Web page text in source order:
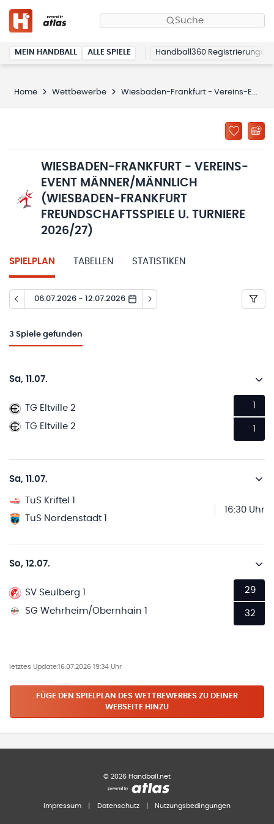
Suche
MEIN HANDBALL ALLE SPIELE Handball360 Registrierung
Home Wettbewerbe Wiesbaden-Frankfurt - Vereins-Event Männer/männlich (Wiesbaden-Frankfurt Freundschaftsspiele u. Turniere 2026/27)
WIESBADEN-FRANKFURT - VEREINS-
EVENT MÄNNER/MÄNNLICH
(WIESBADEN-FRANKFURT
FREUNDSCHAFTSSPIELE U. TURNIERE
2026/27)
SPIELPLAN TABELLEN STATISTIKEN
06.07.2026 - 12.07.2026
3 Spiele gefunden
Sa, 11.07.
TG Eltville 2
TG Eltville 2
1
Sa, 11.07.
TuS Kriftel 1
TuS Nordenstadt 1
16:30 Uhr
So, 12.07.
SV Seulberg 1
SG Wehrheim/Obernhain 1
29
32
letztes Update:16.07.2026 19:34 Uhr
FÜGE DEN SPIELPLAN DES WETTBEWERBES ZU DEINER
WEBSEITE HINZU
© 2026 Handball.net
Impressum Datenschutz Nutzungsbedingungen